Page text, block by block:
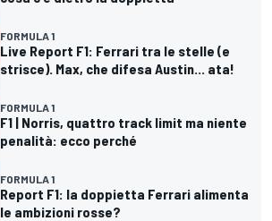
FORMULA 1
Live Report F1: Ferrari tra le stelle (e
strisce). Max, che difesa Austin... ata!
FORMULA 1
F1 | Norris, quattro track limit ma niente
penalità: ecco perché
FORMULA 1
Report F1: la doppietta Ferrari alimenta
le ambizioni rosse?